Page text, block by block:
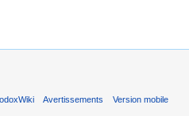
Avertissements Version mobile